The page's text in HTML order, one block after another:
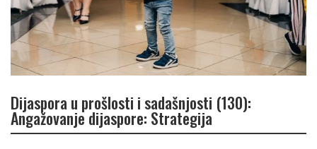
Dijaspora u prošlosti i sadašnjosti (130):
Angažovanje dijaspore: Strategija